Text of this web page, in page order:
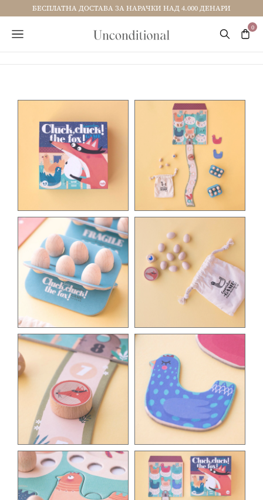
БЕСПЛАТНА ДОСТАВА ЗА НАРАЧКИ НАД 4.000 ДЕНАРИ